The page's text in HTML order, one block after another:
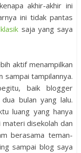
akhir-akhir ini
ini tidak pantas
saja yang saya
aktif menampilkan
sampai tampilannya.
baik blogger
bulan yang lalu.
luang yang hanya
disekolah dan
berasama teman-
sampai blog saya